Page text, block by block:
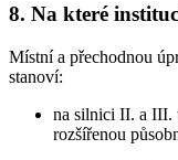
8. Na které
Místní a přechodnou
stanoví:
na silnici II. a III.
rozšířenou